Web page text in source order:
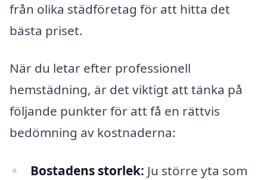
från olika städföretag för att hitta det
bästa priset.
När du letar efter professionell
hemstädning, är det viktigt att tänka på
följande punkter för att få en rättvis
bedömning av kostnaderna:
Bostadens storlek: Ju större yta som